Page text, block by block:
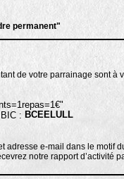
permanent"
de votre parrainage sont à
: BCEELULL
adresse e-mail dans le motif
notre rapport d’activité